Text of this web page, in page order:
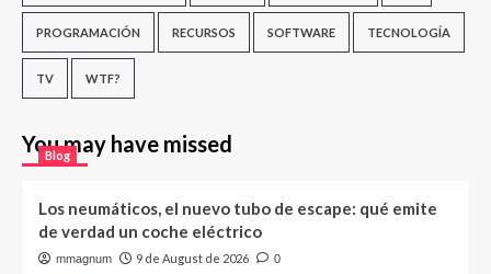
PROGRAMACIÓN RECURSOS SOFTWARE TECNOLOGÍA
TV WTF?
You may have missed
Blog
Los neumáticos, el nuevo tubo de escape: qué emite
de verdad un coche eléctrico
mmagnum 9 de August de 2026 0